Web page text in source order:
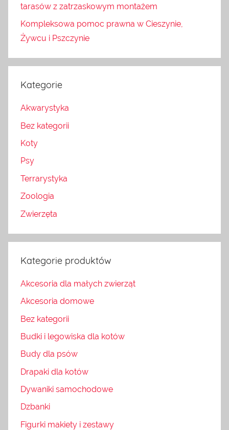
tarasów z zatrzaskowym montażem
Kompleksowa pomoc prawna w Cieszynie,
Żywcu i Pszczynie
Kategorie
Akwarystyka
Bez kategorii
Koty
Psy
Terrarystyka
Zoologia
Zwierzęta
Kategorie produktów
Akcesoria dla małych zwierząt
Akcesoria domowe
Bez kategorii
Budki i legowiska dla kotów
Budy dla psów
Drapaki dla kotów
Dywaniki samochodowe
Dzbanki
Figurki makiety i zestawy